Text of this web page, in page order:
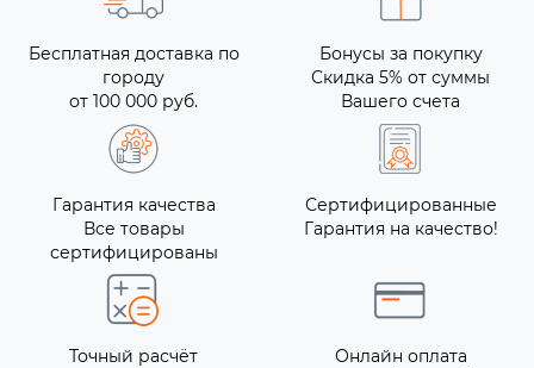
Бесплатная доставка по
городу
от 100 000 руб.
Бонусы за покупку
Скидка 5% от суммы
Вашего счета
Гарантия качества
Все товары
сертифицированы
Сертифицированные
Гарантия на качество!
Точный расчёт
Онлайн оплата